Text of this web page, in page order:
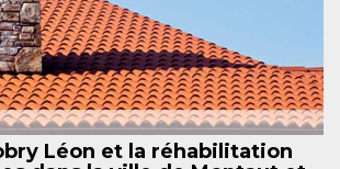
Léon et la réhabilitation